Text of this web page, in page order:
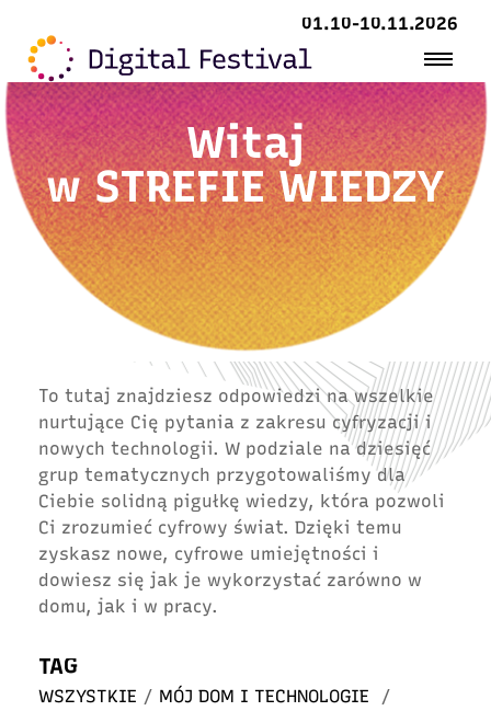
01.10-10.11.2026
Witaj
wSTREFIE WIEDZY
To tutaj znajdziesz odpowiedzi na wszelkie
nurtujące Cię pytania z zakresu cyfryzacji i
nowych technologii. W podziale na dziesięć
grup tematycznych przygotowaliśmy dla
Ciebie solidną pigułkę wiedzy, która pozwoli
Ci zrozumieć cyfrowy świat. Dzięki temu
zyskasz nowe, cyfrowe umiejętności i
dowiesz się jak je wykorzystać zarówno w
domu, jak i w pracy.
TAG
WSZYSTKIE / MÓJ DOM I TECHNOLOGIE
/